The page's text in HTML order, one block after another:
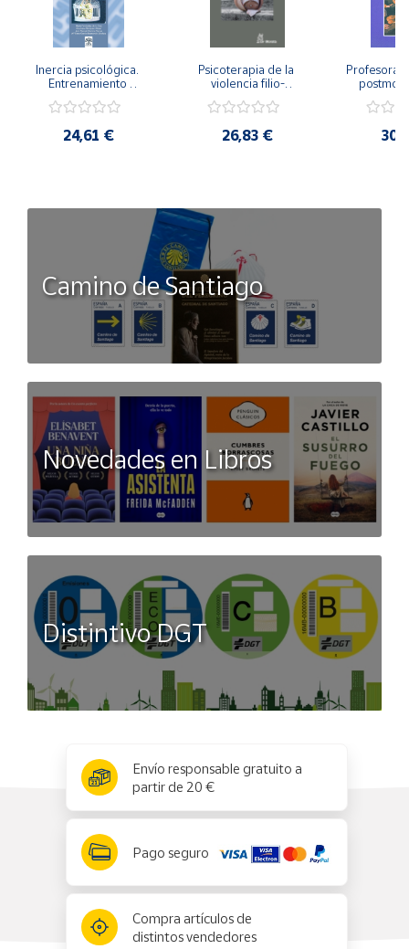
Inercia psicológica.
Entrenamiento
Igualdad de Género.
24,61 €
Psicoterapia de la
violencia filio-
secreto y la
26,83 €
Camino de Santiago
Novedades en Libros
Distintivo DGT
Envío responsable gratuito a
partir de 20 €
Pago seguro
Compra artículos de
distintos vendedores